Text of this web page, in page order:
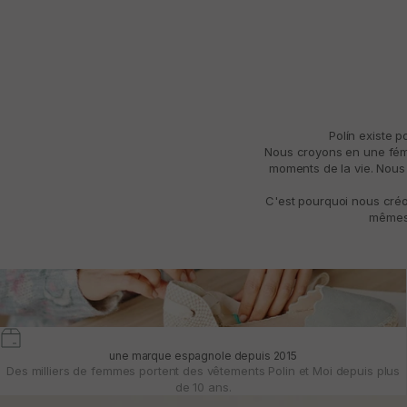
Polín existe
Nous croyons en une
moments de la vie.
C'est pourquoi nous
une marque espagnole depuis 2015
Des milliers de femmes portent des vêtements Polin et Moi depuis plus
de 10 ans.